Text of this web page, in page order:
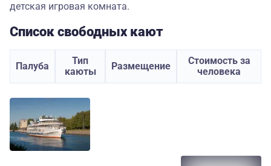
детская игровая комната.
Список свободных кают
Палуба
Тип
каюты
Размещение
Стоимость за
человека